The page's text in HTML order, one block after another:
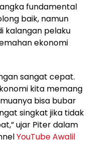
fundamental
baik, namun
kalangan pelaku
ekonomi
sangat cepat.
kita memang
bisa bubar
singkat jika tidak
ujar Piter dalam
YouTube Awalil